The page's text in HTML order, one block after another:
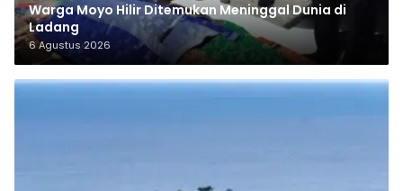
Warga Moyo Hilir Ditemukan Meninggal Dunia di
Ladang
6 Agustus 2026